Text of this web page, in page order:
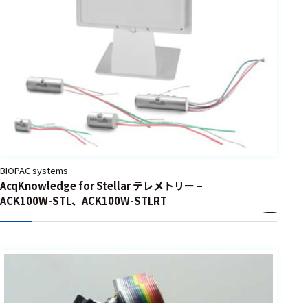
BIOPAC systems
AcqKnowledge for Stellar テレメトリー –
ACK100W-STL、ACK100W-STLRT